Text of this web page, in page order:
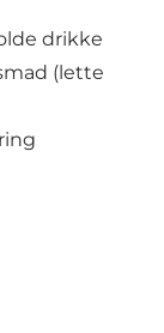
drikke
(lette